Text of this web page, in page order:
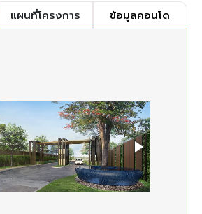
แผนที่โครงการ ข้อมูลคอนโด